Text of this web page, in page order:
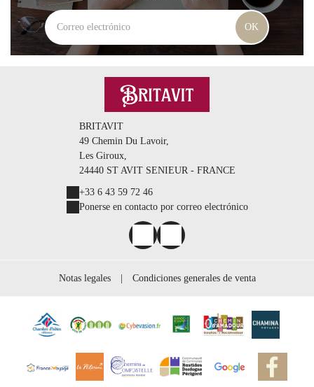
OK
BRITAVIT
49 Chemin Du Lavoir,
Les Giroux,
24440 ST AVIT SENIEUR - FRANCE
+33 6 43 59 72 46
Ponerse en contacto por correo electrónico
Notas legales Condiciones generales de venta